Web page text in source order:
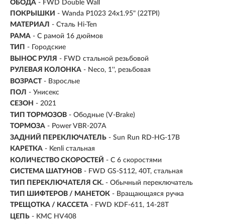
ОБОДА - FWD Double Wall
ПОКРЫШКИ - Wanda P1023 24x1.95" (22TPI)
МАТЕРИАЛ - Сталь Hi-Ten
РАМА - С рамой 16 дюймов
ТИП -
Городские
ВЫНОС РУЛЯ - FWD стальной резьбовой
РУЛЕВАЯ КОЛОНКА - Neco, 1'', резьбовая
ВОЗРАСТ - Взрослые
ПОЛ - Унисекс
СЕЗОН - 2021
ТИП ТОРМОЗОВ - Ободные (V-Brake)
ТОРМОЗА - Power VBR-207A
ЗАДНИЙ ПЕРЕКЛЮЧАТЕЛЬ - Sun Run RD-HG-17B
КАРЕТКА - Kenli стальная
КОЛИЧЕСТВО СКОРОСТЕЙ - С 6 скоростями
СИСТЕМА ШАТУНОВ - FWD GS-S112, 40T, стальная
ТИП ПЕРЕКЛЮЧАТЕЛЯ СК. - Обычный переключатель
ТИП ШИФТЕРОВ / МАНЕТОК - Вращающаяся ручка
ТРЕЩОТКА / КАССЕТА - FWD KDF-611, 14-28T
ЦЕПЬ - KMC HV408